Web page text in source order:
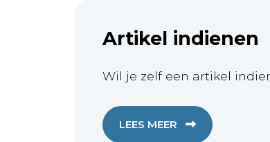
Artikel indienen
Wil je zelf een artikel
LEES MEER